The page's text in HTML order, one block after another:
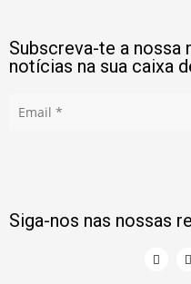
Subscreva-te a nossa
notícias na sua caixa
Siga-nos nas nossas